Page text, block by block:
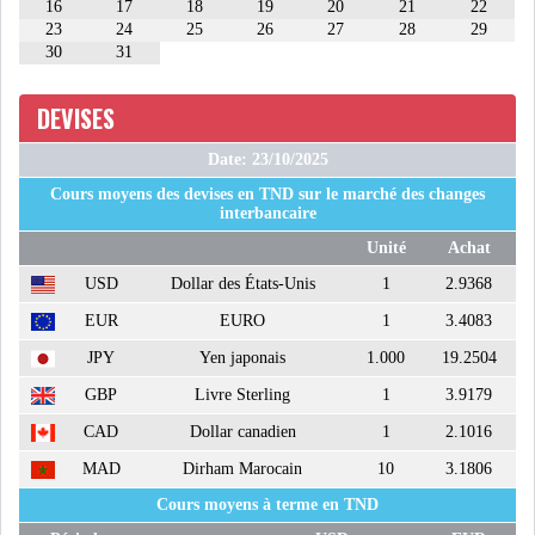
USA & CANADA
AFRIQUE
EUROPE
AMÉRIQUE LATINE RESTE DU MONDE
HAUSSE APRÈS LA P...
MONDIAUX AU PLUS H...
16
17 18 19 20 21
22
23
24 25 26 27 28
29
30
31
DEVISES
Date: 23/10/2025
Cours moyens des devises en TND sur le marché des changes
interbancaire
Unité
Achat
USD
Dollar des États-Unis 1 2.9368
EUR EURO 1 3.4083
JPY Yen japonais 1.000 19.2504
GBP Livre Sterling 1 3.9179
CAD Dollar canadien 1 2.1016
MAD Dirham Marocain 10
3.1806
Cours moyens à terme en TND